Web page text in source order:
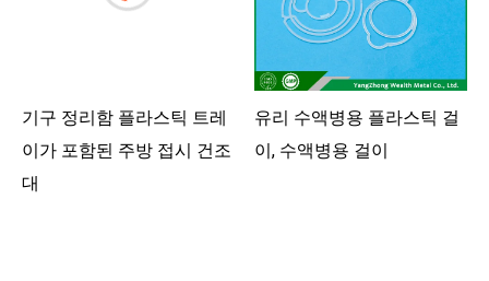
기구 정리함 플라스틱 트레
이가 포함된 주방 접시 건조
대
유리 수액병용 플라스틱 걸
이, 수액병용 걸이